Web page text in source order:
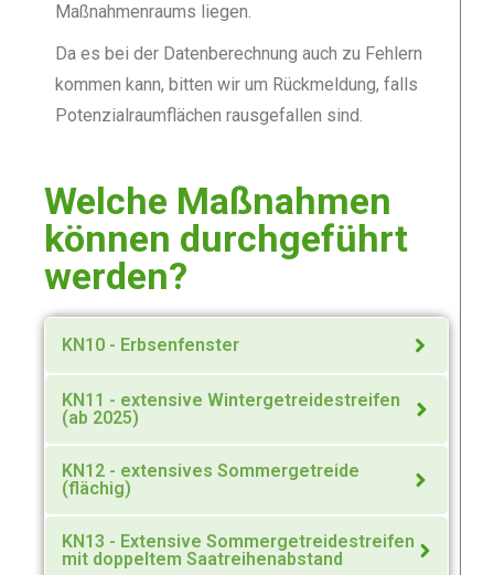
Maßnahmenraums liegen.
Da es bei der Datenberechnung auch zu Fehlern
kommen kann, bitten wir um Rückmeldung, falls
Potenzialraumflächen rausgefallen sind.
Welche Maßnahmen
können durchgeführt
werden?
KN10 - Erbsenfenster
KN11 - extensive Wintergetreidestreifen
(ab 2025)
KN12 - extensives Sommergetreide
(flächig)
KN13 - Extensive Sommergetreidestreifen
mit doppeltem Saatreihenabstand